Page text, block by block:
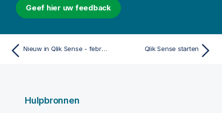
Geef hier uw feedback
Nieuw in Qlik Sense - februari 2023 Qlik Sense starten
Hulpbronnen